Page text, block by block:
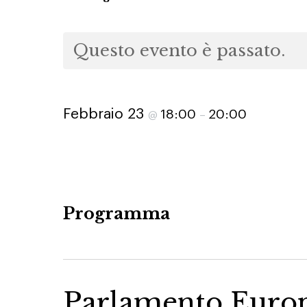
Questo evento è passato.
Febbraio 23 @ 18:00 – 20:00
Programma